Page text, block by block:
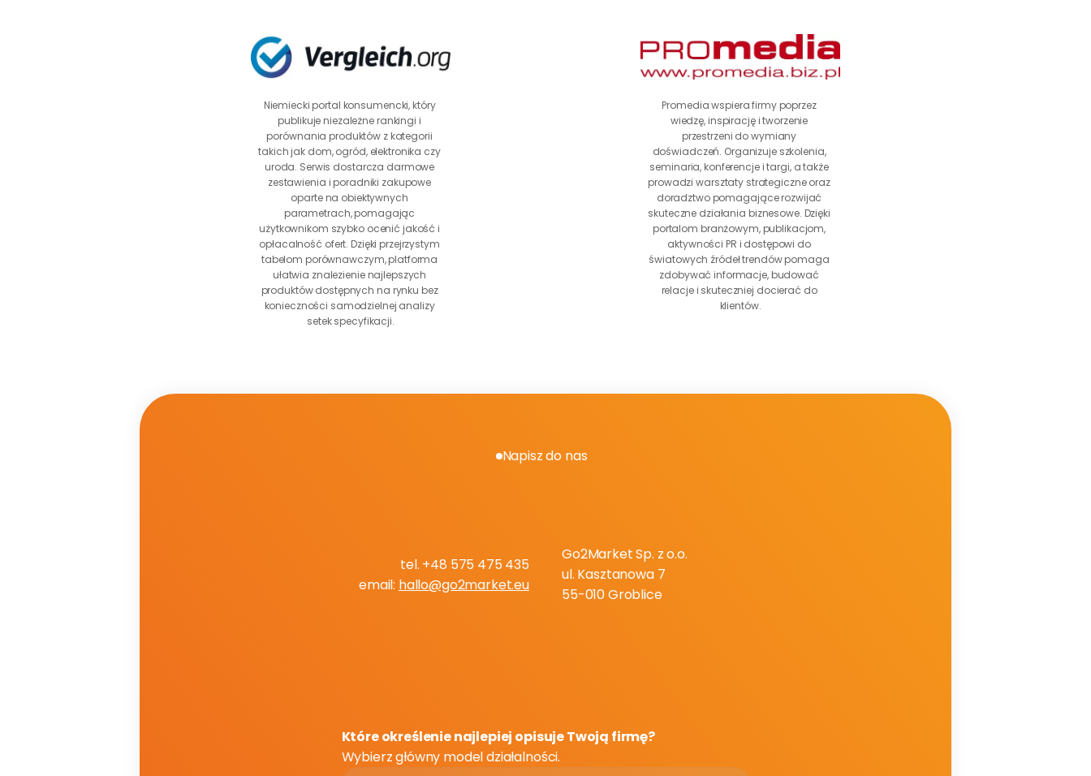
Niemiecki portal konsumencki, który
publikuje niezależne rankingi i
porównania produktów z kategorii
takich jak dom, ogród, elektronika czy
uroda. Serwis dostarcza darmowe
zestawienia i poradniki zakupowe
oparte na obiektywnych
parametrach, pomagając
użytkownikom szybko ocenić jakość i
opłacalność ofert. Dzięki przejrzystym
tabelom porównawczym, platforma
ułatwia znalezienie najlepszych
produktów dostępnych na rynku bez
konieczności samodzielnej analizy
setek specyfikacji.
Promedia wspiera firmy poprzez
wiedzę, inspirację i tworzenie
przestrzeni do wymiany
doświadczeń. Organizuje szkolenia,
seminaria, konferencje i targi, a także
prowadzi warsztaty strategiczne oraz
doradztwo pomagające rozwijać
skuteczne działania biznesowe. Dzięki
portalom branżowym, publikacjom,
aktywności PR i dostępowi do
światowych źródeł trendów pomaga
zdobywać informacje, budować
relacje i skuteczniej docierać do
klientów.
Napisz do nas
A m
tel. +48 575 475 435
email: hallo@go2market.eu
Go2Market Sp. z o.o.
ul. Kasztanowa 7
55-010 Groblice
Które określenie najlepiej opisuje Twoją firmę?
Wybierz główny model działalności.